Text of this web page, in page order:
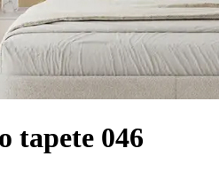
tapete 046